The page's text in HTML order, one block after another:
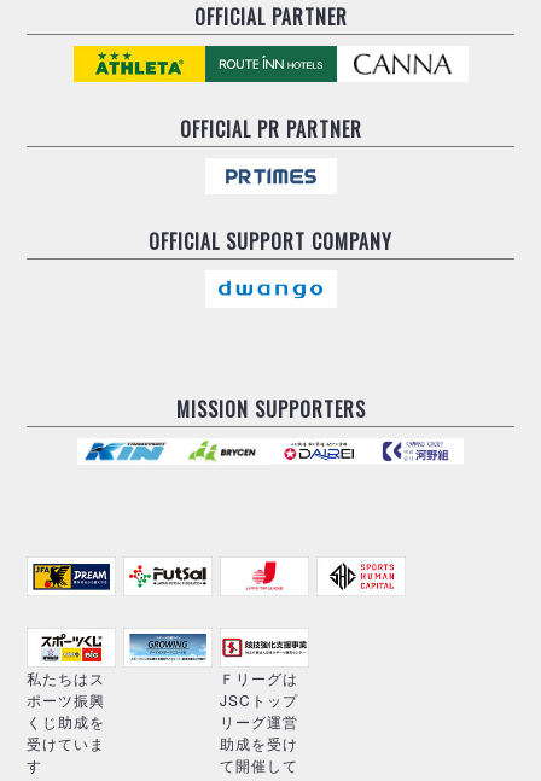
OFFICIAL PARTNER
OFFICIALPR PARTNER
OFFICIAL SUPPORT COMPANY
MISSION SUPPORTERS
私たちはス
ポーツ振興
くじ助成を
受けていま
す
Ｆリーグは
JSCトップ
リーグ運営
助成を受け
て開催して